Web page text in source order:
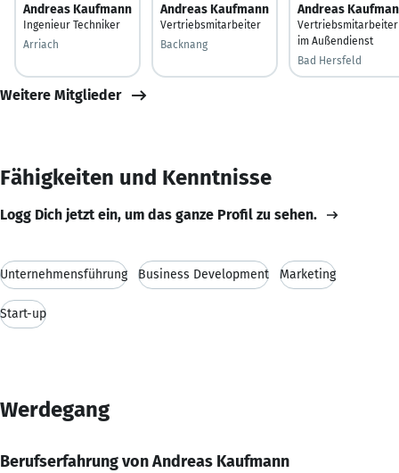
Andreas Kaufmann
Ingenieur Techniker
Arriach
Andreas Kaufmann
Vertriebsmitarbeiter
Backnang
Andreas
Vertriebsmitarbeiter
im Außendienst
Bad Hersfeld
Weitere Mitglieder
Fähigkeiten und Kenntnisse
Logg Dich jetzt ein, um das ganze Profil zu sehen.
Unternehmensführung Business Development Marketing
Start-up
Werdegang
Berufserfahrung von Andreas Kaufmann